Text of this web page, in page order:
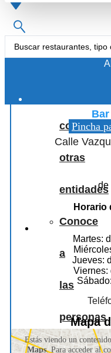
con
otras
entidades
Conoce
a
las
personas
que
Search
...
Pincha
Calle
de
Horario
Martes:
Jueves:
Viernes:
Mapa
Estás viendo un
Maps. Para acceder al